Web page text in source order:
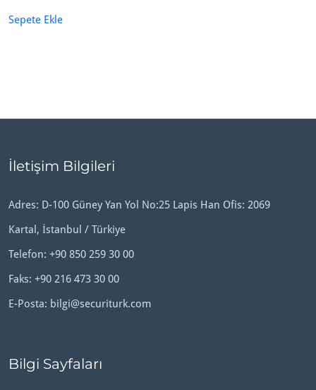
Sepete Ekle
İletişim Bilgileri
Adres: D-100 Güney Yan Yol No:25 Lapis Han Ofis: 2069
Kartal, İstanbul / Türkiye
Telefon: +90 850 259 30 00
Faks: +90 216 473 30 00
E-Posta: bilgi@securiturk.com
Bilgi Sayfaları